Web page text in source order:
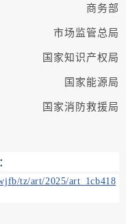
商务部
市场监管总局
国家知识产权局
国家能源局
国家消防救援局
tz/art/2025/art_1cb418